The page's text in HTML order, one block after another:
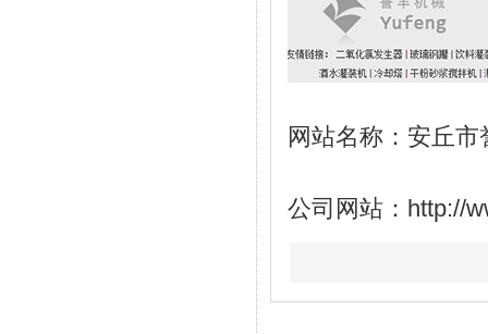
网站名称：安丘
公司网站： http://